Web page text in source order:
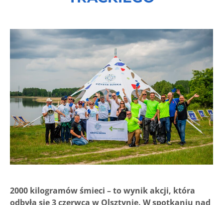
2000 kilogramów śmieci – to wynik akcji, która
odbyła się 3 czerwca w Olsztynie. W spotkaniu nad